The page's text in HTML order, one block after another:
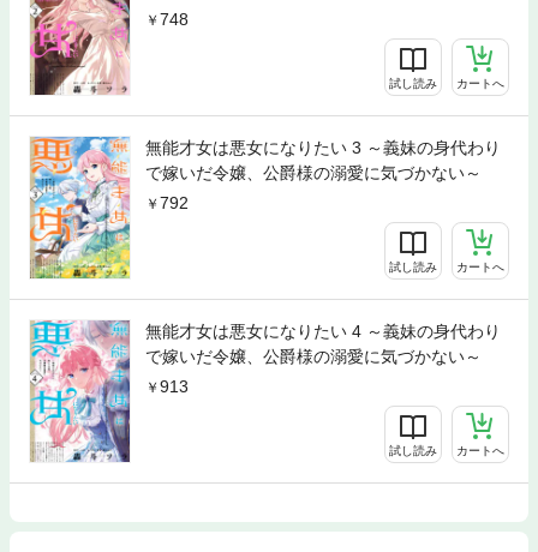
748
試し読み カートへ
無能才女は悪女になりたい 3 ～義妹の身代わり
で嫁いだ令嬢、公爵様の溺愛に気づかない～
792
試し読み カートへ
無能才女は悪女になりたい 4 ～義妹の身代わり
で嫁いだ令嬢、公爵様の溺愛に気づかない～
913
試し読み カートへ